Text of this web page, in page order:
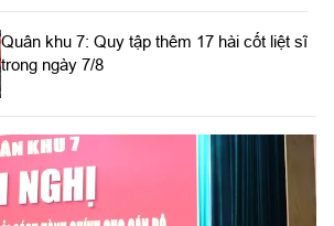
Quân khu 7: Quy tập thêm 17 hài cốt liệt sĩ
trong ngày 7/8
Bộ Tư lệnh TP. Hồ Chí Minh công bố
quyết định giải thể, tổ chức lại Ban Chỉ huy
PTKV, thành lập các đơn vị trực thuộc